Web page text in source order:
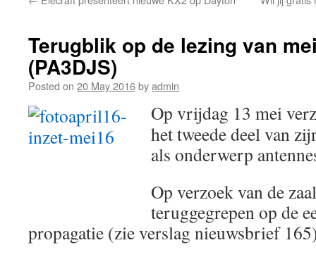
Terugblik op de lezing van
(PA3DJS)
Posted on 20 May 2016byadmin
Op vrijdag 13 mei
het tweede deel van
als onderwerp
Op verzoek van de
teruggegrepen op de
propagatie (zie verslag nieuwsbrief